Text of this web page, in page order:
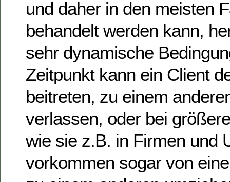
und daher in den meisten
behandelt werden kann,
sehr dynamische
Zeitpunkt kann ein Client
beitreten, zu einem
verlassen, oder bei
wie sie z.B. in Firmen und
vorkommen sogar von